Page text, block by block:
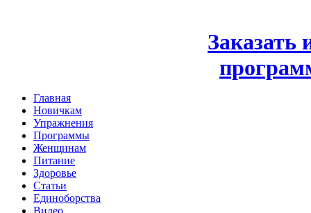
Заказать
Главная
Новичкам
Упражнения
Программы
Женщинам
Питание
Здоровье
Статьи
Единоборства
Видео